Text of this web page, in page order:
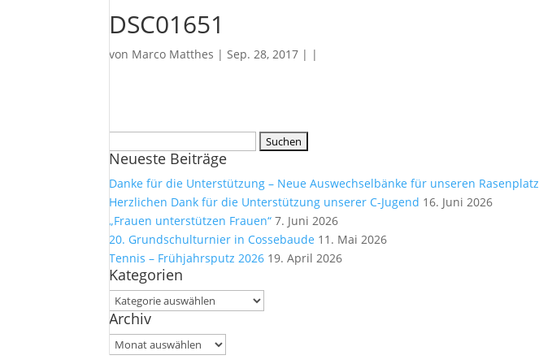
DSC01651
von Marco Matthes | Sep. 28, 2017 | |
nach:
Neueste Beiträge
Danke für die Unterstützung – Neue Auswechselbänke für unseren Rasenplatz
Herzlichen Dank für die Unterstützung unserer C-Jugend 16. Juni 2026
„Frauen unterstützen Frauen“ 7. Juni 2026
20. Grundschulturnier in Cossebaude 11. Mai 2026
Tennis – Frühjahrsputz 2026 19. April 2026
Kategorien
Kategorien
Archiv
Archiv